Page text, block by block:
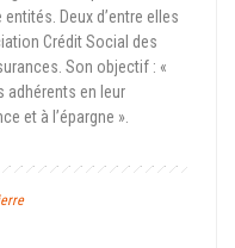
entités. Deux d’entre elles
Crédit Social des
Son objectif : «
adhérents en leur
et à l’épargne ».